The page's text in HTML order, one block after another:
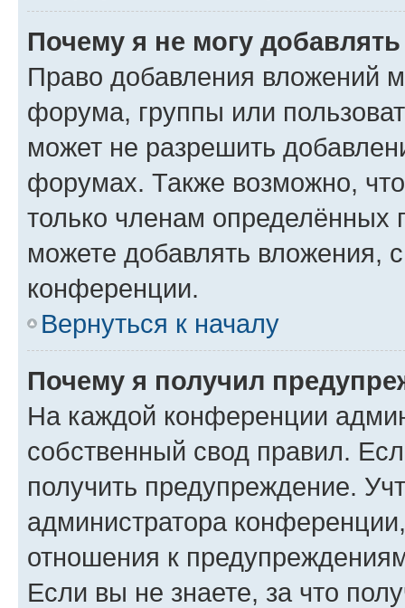
Почему я не могу
Право добавления вложений
форума, группы или
может не разрешить
форумах. Также возможно,
только членам определённых
можете добавлять вложения,
конференции.
Вернуться к началу
Почему я получил
На каждой конференции
собственный свод правил.
получить предупреждение.
администратора
отношения к
Если вы не знаете, за что